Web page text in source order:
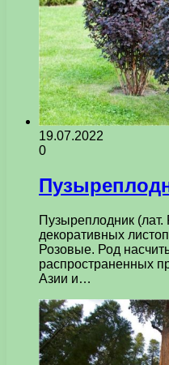
19.07.2022
0
Пузыреплодник
декоративных
Розовые. Род
распространенных
Азии и…